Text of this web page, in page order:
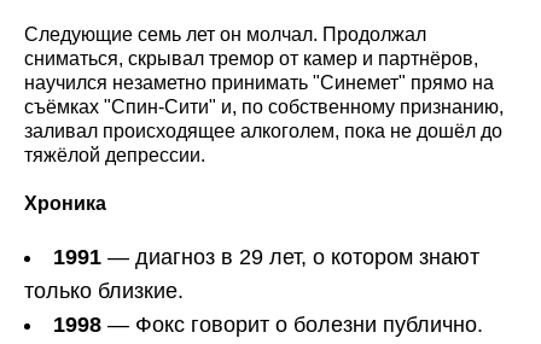
Следующие семь лет он молчал. Продолжал
сниматься, скрывал тремор от камер и партнёров,
научился незаметно принимать "Синемет" прямо на
съёмках "Спин-Сити" и, по собственному признанию,
заливал происходящее алкоголем, пока не дошёл до
тяжёлой депрессии.
Хроника
1991 — диагноз в 29 лет, о котором знают
только близкие.
1998 — Фокс говорит о болезни публично.